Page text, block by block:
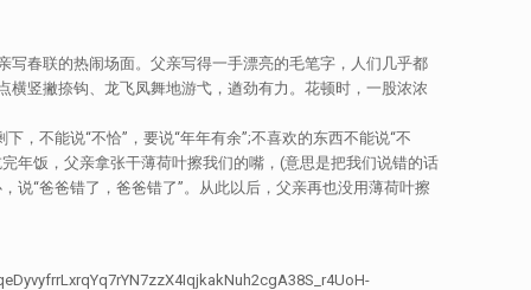
春联的热闹场面。父亲写得一手漂亮的毛笔字，人们几乎都
竖撇捺钩、龙飞凤舞地游弋，遒劲有力。花顿时，一股浓浓
不能说“不恰”，要说“年年有余”;不喜欢的东西不能说“不
年饭，父亲拿张干薄荷叶擦我们的嘴，(意思是把我们说错的话
说“爸爸错了，爸爸错了”。从此以后，父亲再也没用薄荷叶擦